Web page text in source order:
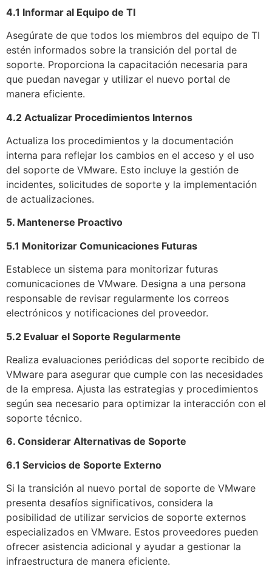
4.1 Informar al Equipo de TI
Asegúrate de que todos los miembros del equipo de TI
estén informados sobre la transición del portal de
soporte. Proporciona la capacitación necesaria para
que puedan navegar y utilizar el nuevo portal de
manera eficiente.
4.2 Actualizar Procedimientos Internos
Actualiza los procedimientos y la documentación
interna para reflejar los cambios en el acceso y el uso
del soporte de VMware. Esto incluye la gestión de
incidentes, solicitudes de soporte y la implementación
de actualizaciones.
5. Mantenerse Proactivo
5.1 Monitorizar Comunicaciones Futuras
Establece un sistema para monitorizar futuras
comunicaciones de VMware. Designa a una persona
responsable de revisar regularmente los correos
electrónicos y notificaciones del proveedor.
5.2 Evaluar el Soporte Regularmente
Realiza evaluaciones periódicas del soporte recibido de
VMware para asegurar que cumple con las necesidades
de la empresa. Ajusta las estrategias y procedimientos
según sea necesario para optimizar la interacción con el
soporte técnico.
6. Considerar Alternativas de Soporte
6.1 Servicios de Soporte Externo
Si la transición al nuevo portal de soporte de VMware
presenta desafíos significativos, considera la
posibilidad de utilizar servicios de soporte externos
especializados en VMware. Estos proveedores pueden
ofrecer asistencia adicional y ayudar a gestionar la
infraestructura de manera eficiente.